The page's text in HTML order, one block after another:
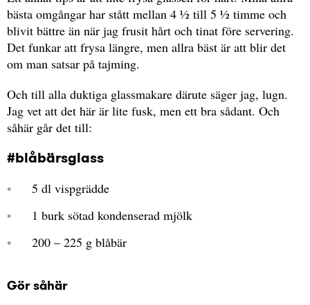
bästa omgångar har stått mellan 4 ½ till 5 ½ timme och
blivit bättre än när jag frusit hårt och tinat före servering.
Det funkar att frysa längre, men allra bäst är att blir det
om man satsar på tajming.
Och till alla duktiga glassmakare därute säger jag, lugn.
Jag vet att det här är lite fusk, men ett bra sådant. Och
såhär går det till:
#blåbärsglass
5 dl vispgrädde
1 burk sötad kondenserad mjölk
200 – 225 g blåbär
Gör såhär